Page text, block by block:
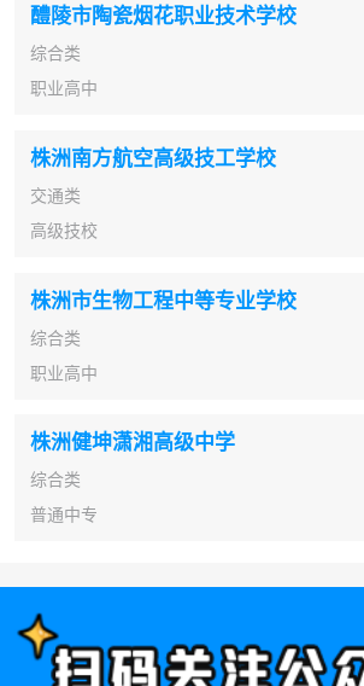
醴陵市陶瓷烟花职业技术学校
综合类
职业高中
株洲南方航空高级技工学校
交通类
高级技校
株洲市生物工程中等专业学校
综合类
职业高中
株洲健坤潇湘高级中学
综合类
普通中专